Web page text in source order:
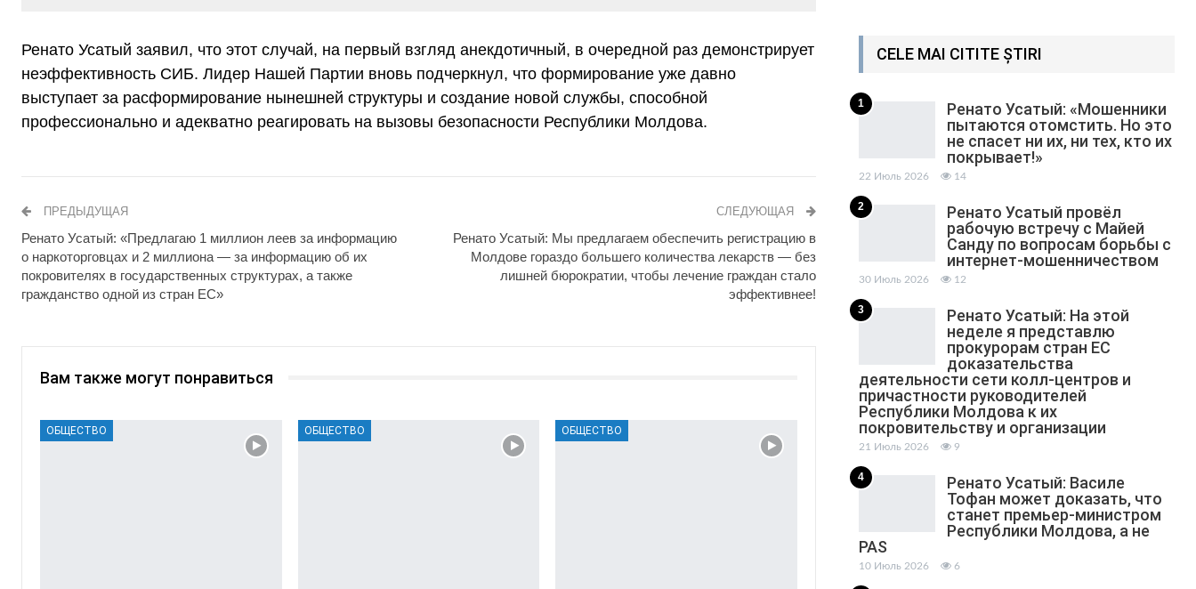
Ренато Усатый заявил, что этот случай, на первый взгляд анекдотичный, в очередной раз демонстрирует
неэффективность СИБ. Лидер Нашей Партии вновь подчеркнул, что формирование уже давно
выступает за расформирование нынешней структуры и создание новой службы, способной
профессионально и адекватно реагировать на вызовы безопасности Республики Молдова.
ПРЕДЫДУЩАЯ
Ренато Усатый: «Предлагаю 1 миллион леев за информацию
о наркоторговцах и 2 миллиона — за информацию об их
покровителях в государственных структурах, а также
гражданство одной из стран ЕС»
СЛЕДУЮЩАЯ
Ренато Усатый: Мы предлагаем обеспечить регистрацию в
Молдове гораздо большего количества лекарств — без
лишней бюрократии, чтобы лечение граждан стало
эффективнее!
Вам также могут понравиться
ОБЩЕСТВО ОБЩЕСТВО ОБЩЕСТВО
CELE MAI CITITE ȘTIRI
1
Ренато Усатый: «Мошенники
пытаются отомстить. Но это
не спасет ни их, ни тех, кто их
покрывает!»
22 Июль 2026 14
2
Ренато Усатый провёл
рабочую встречу с Майей
Санду по вопросам борьбы с
интернет-мошенничеством
30 Июль 2026 12
3
Ренато Усатый: На этой
неделе я представлю
прокурорам стран ЕС
доказательства
деятельности сети колл-центров и
причастности руководителей
Республики Молдова к их
покровительству и организации
21 Июль 2026 9
4
Ренато Усатый: Василе
Тофан может доказать, что
станет премьер-министром
Республики Молдова, а не
PAS
10 Июль 2026 6